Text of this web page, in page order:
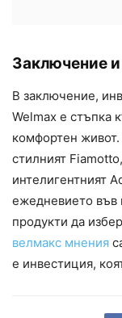
Заключение и
В заключение,
Welmax е стъпка
комфортен
стилният
интелигентният
ежедневието във
продукти да
велмакс мнения
е инвестиция,